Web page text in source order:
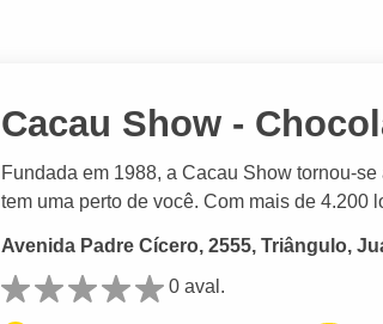
Cacau Show -
Fundada em 1988, a Cacau Show tornou-
tem uma perto de você. Com mais de 4.200
Avenida Padre Cícero, 2555, Triângulo,
0 aval.